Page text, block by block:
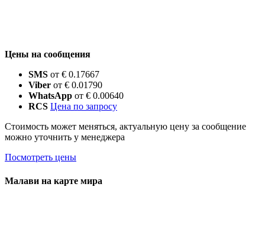
Цены на сообщения
SMS от € 0.17667
Viber от € 0.01790
WhatsApp от € 0.00640
RCS Цена по запросу
Стоимость может меняться, актуальную цену за сообщение
можно уточнить у менеджера
Посмотреть цены
Малави на карте мира